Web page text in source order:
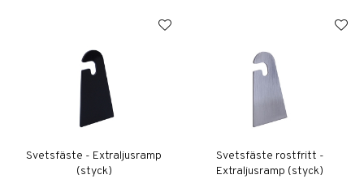
Svetsfäste - Extraljusramp
(styck)
Svetsfäste rostfritt -
Extraljusramp (styck)